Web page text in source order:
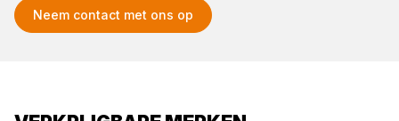
Neem contact met ons op